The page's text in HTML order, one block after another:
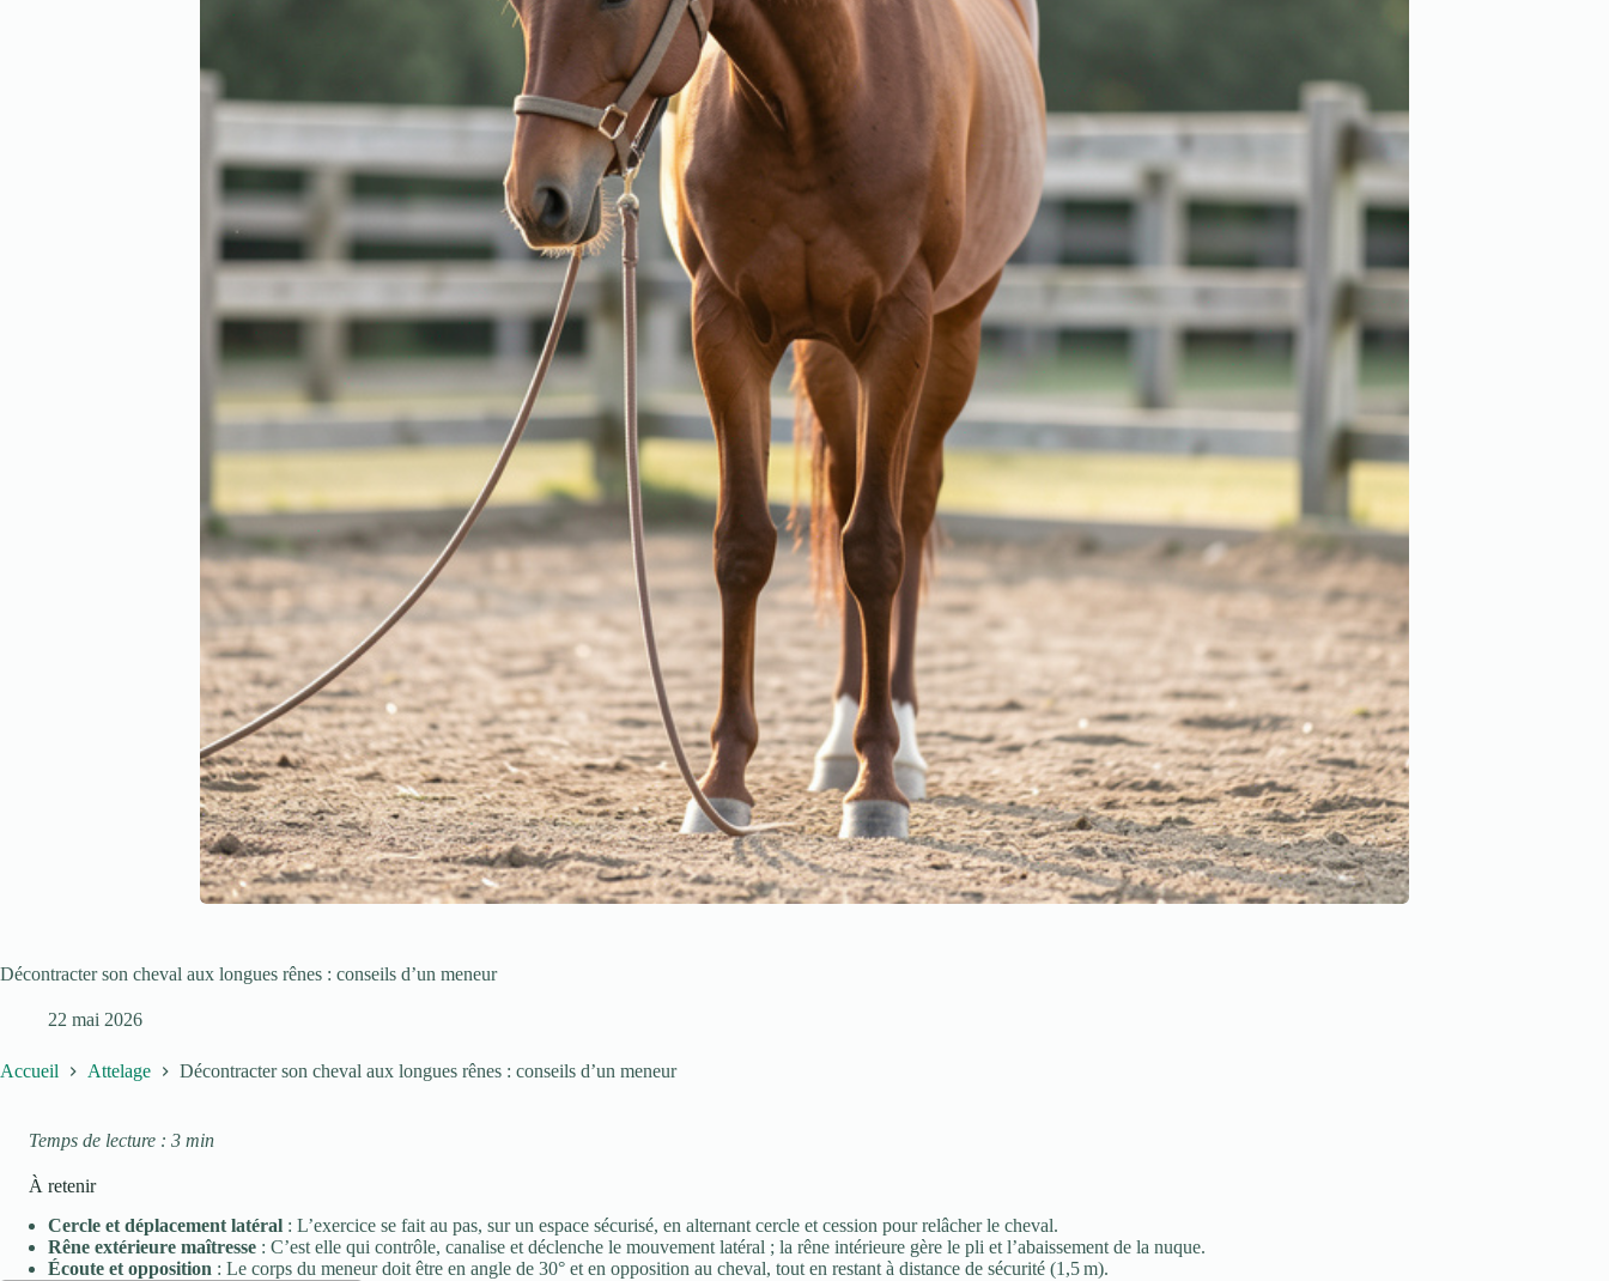
Décontracter son cheval aux longues rênes : conseils d’un meneur
22 mai 2026
Accueil Attelage Décontracter son cheval aux longues rênes : conseils d’un meneur
Temps de lecture : 3 min
À retenir
Cercle et déplacement latéral : L’exercice se fait au pas, sur un espace sécurisé, en alternant cercle et cession pour relâcher le cheval.
Rêne extérieure maîtresse : C’est elle qui contrôle, canalise et déclenche le mouvement latéral ; la rêne intérieure gère le pli et l’abaissement de la nuque.
Écoute et opposition : Le corps du meneur doit être en angle de 30° et en opposition au cheval, tout en restant à distance de sécurité (1,5 m).